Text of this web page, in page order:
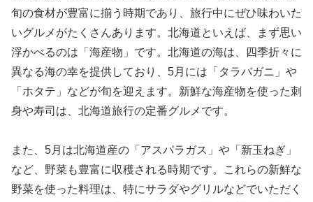
旬の食材が豊富に揃う時期であり、旅行中にぜひ味わいた
いグルメがたくさんあります。北海道といえば、まず思い
浮かべるのは「海産物」です。北海道の海は、四季折々に
異なる海の幸を提供しており、5月には「タラバガニ」や
「ホタテ」などが旬を迎えます。新鮮な海産物を使った刺
身や寿司は、北海道旅行の定番グルメです。
また、5月は北海道産の「アスパラガス」や「新玉ねぎ」
など、野菜も豊富に収穫される時期です。これらの新鮮な
野菜を使った料理は、特にサラダやグリルなどでいただく